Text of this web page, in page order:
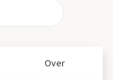
Over